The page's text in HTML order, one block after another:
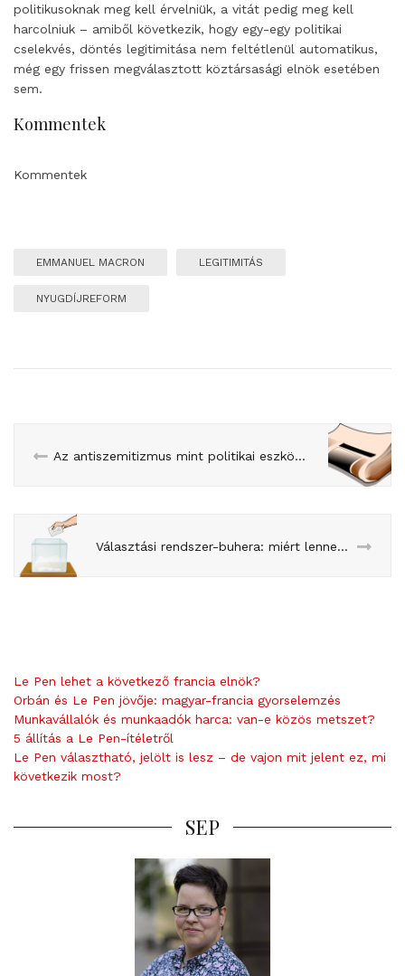
politikusoknak meg kell érvelniük, a vitát pedig meg kell
harcolniuk – amiből következik, hogy egy-egy politikai
cselekvés, döntés legitimitása nem feltétlenül automatikus,
még egy frissen megválasztott köztársasági elnök esetében
sem.
Kommentek
Kommentek
EMMANUEL MACRON LEGITIMITÁS
NYUGDÍJREFORM
Az antiszemitizmus mint politikai eszköz (cikkem a TEV-nek)
Választási rendszer-buhera: miért lenne jó Macronéknak?
Le Pen lehet a következő francia elnök?
Orbán és Le Pen jövője: magyar-francia gyorselemzés
Munkavállalók és munkaadók harca: van-e közös metszet?
5 állítás a Le Pen-ítéletről
Le Pen választható, jelölt is lesz – de vajon mit jelent ez, mi
következik most?
SEP